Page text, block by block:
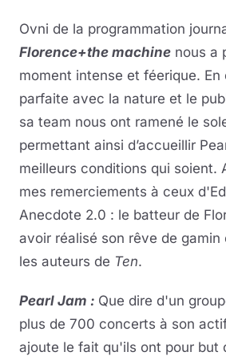
Ovni de la programmation
Florence+the machine nous a
moment intense et féerique. En
parfaite avec la nature et le
sa team nous ont ramené le
permettant ainsi d’accueillir
meilleurs conditions qui soient.
mes remerciements à ceux
Anecdote 2.0 : le batteur de
avoir réalisé son rêve de gamin
les auteurs de Ten.
Pearl Jam : Que dire d'un
plus de 700 concerts à son
ajoute le fait qu'ils ont pour but